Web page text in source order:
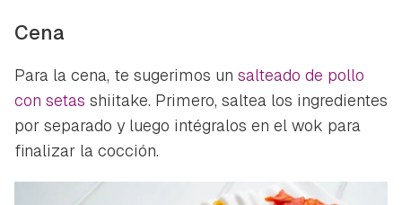
Cena
Para la cena, te sugerimos un salteado de pollo
con setas shiitake. Primero, saltea los ingredientes
por separado y luego intégralos en el wok para
finalizar la cocción.